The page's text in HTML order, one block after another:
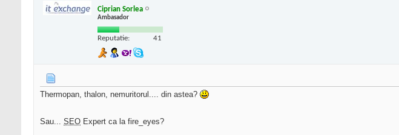
Ciprian Sorlea
Ambasador
Reputatie: 41
Thermopan, thalon, nemuritorul.... din astea?
Sau... SEO Expert ca la fire_eyes?